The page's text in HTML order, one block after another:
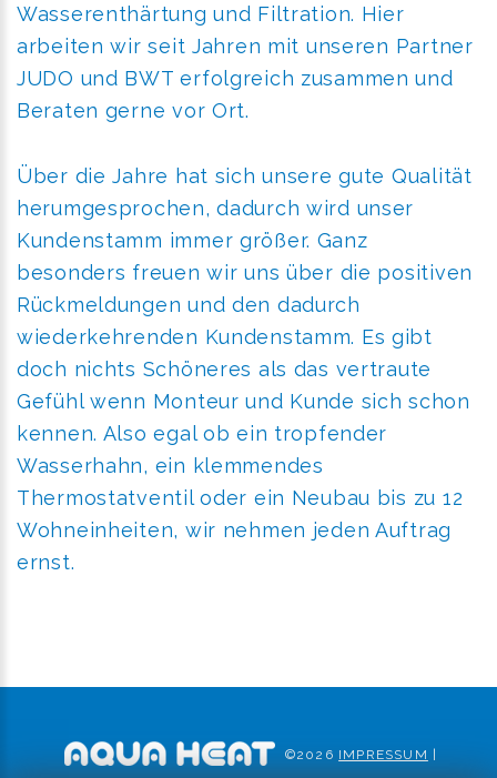
Wasserenthärtung und Filtration. Hier
arbeiten wir seit Jahren mit unseren Partner
JUDO und BWT erfolgreich zusammen und
Beraten gerne vor Ort.
Über die Jahre hat sich unsere gute Qualität
herumgesprochen, dadurch wird unser
Kundenstamm immer größer. Ganz
besonders freuen wir uns über die positiven
Rückmeldungen und den dadurch
wiederkehrenden Kundenstamm. Es gibt
doch nichts Schöneres als das vertraute
Gefühl wenn Monteur und Kunde sich schon
kennen. Also egal ob ein tropfender
Wasserhahn, ein klemmendes
Thermostatventil oder ein Neubau bis zu 12
Wohneinheiten, wir nehmen jeden Auftrag
ernst.
©2026 IMPRESSUM |